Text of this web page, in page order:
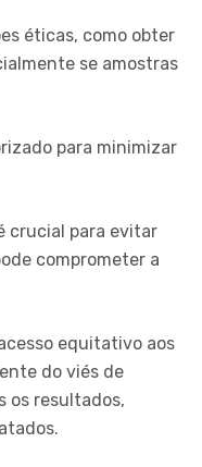
éticas, como obter
se amostras
para minimizar
crucial para evitar
comprometer a
equitativo aos
do viés de
os resultados,